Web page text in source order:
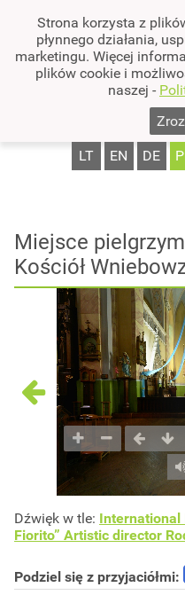
Strona korzysta z
płynnego działania,
marketingu. Więcej
plików cookie i
naszej -
LT EN DE
Miejsce
Kościół
Dźwięk w tle: International
Fiorito” Artistic director
Podziel się z przyjaciółmi: